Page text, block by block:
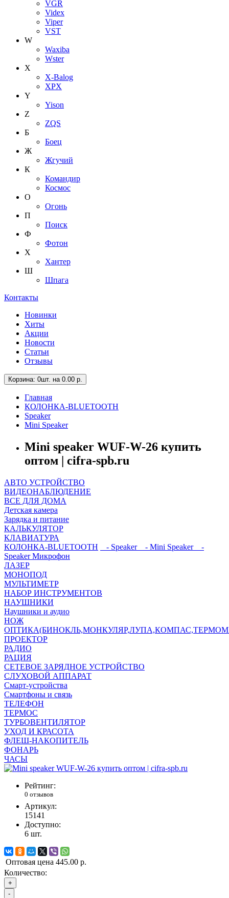
VGR
Videx
Viper
VST
W
Waxiba
Wster
X
X-Balog
XPX
Y
Yison
Z
ZQS
Б
Боец
Ж
Жгучий
К
Командир
Космос
О
Огонь
П
Поиск
Ф
Фотон
Х
Хантер
Ш
Шпага
Контакты
Новинки
Хиты
Акции
Новости
Статьи
Отзывы
Корзина: 0шт. на 0.00 р.
Главная
КОЛОНКА-BLUETOOTH
Speaker
Mini Speaker
Mini speaker WUF-W-26 купить
оптом | cifra-spb.ru
АВТО УСТРОЙСТВО
ВИДЕОНАБЛЮДЕНИЕ
ВСЕ ДЛЯ ДОМА
Детская камера
Зарядка и питание
КАЛЬКУЛЯТОР
КЛАВИАТУРА
КОЛОНКА-BLUETOOTH
- Speaker - Mini Speaker
-
Speaker Микрофон
ЛАЗЕР
МОНОПОД
МУЛЬТИМЕТР
НАБОР ИНСТРУМЕНТОВ
НАУШНИКИ
Наушники и аудио
НОЖ
ПРОЕКТОР
РАДИО
РАЦИЯ
СЕТЕВОЕ ЗАРЯДНОЕ УСТРОЙСТВО
СЛУХОВОЙ АППАРАТ
Смарт-устройства
Смартфоны и связь
ТЕЛЕФОН
ТЕРМОС
ТУРБОВЕНТИЛЯТОР
УХОД И КРАСОТА
ФЛЕШ-НАКОПИТЕЛЬ
ФОНАРЬ
ЧАСЫ
Рейтинг:
0 отзывов
Артикул:
15141
Доступно:
6 шт.
Оптовая цена 445.00 р.
Количество:
+
-